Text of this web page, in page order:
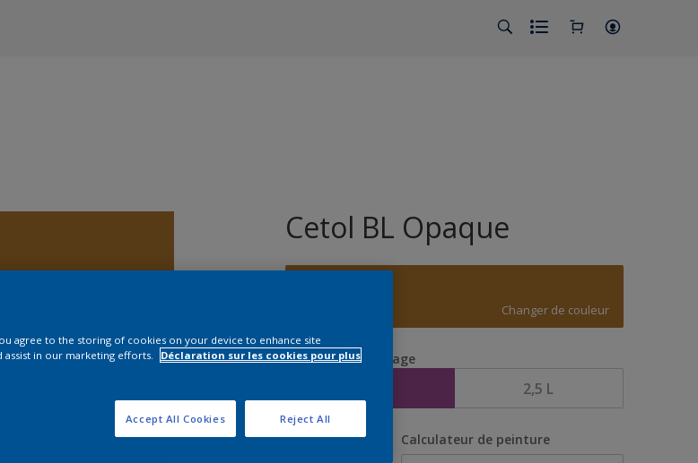
Cetol BL Opaque
Changer de couleur
Taille de l’emballage
2,5 L
Quantité Calculateur de peinture
agree to the storing of cookies on your device to enhance site
assist in our marketing efforts.
Déclaration sur les cookies pour plus
Reject All
Accept All Cookies